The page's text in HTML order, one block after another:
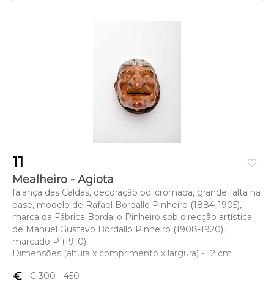
favorite_border
11
Mealheiro - Agiota
faiança das Caldas, decoração policromada, grande falta na
base, modelo de Rafael Bordallo Pinheiro (1884-1905),
marca da Fábrica Bordallo Pinheiro sob direcção artística
de Manuel Gustavo Bordallo Pinheiro (1908-1920),
marcado P (1910)
Dimensões (altura x comprimento x largura) - 12 cm
euro_symbol € 300 - 450